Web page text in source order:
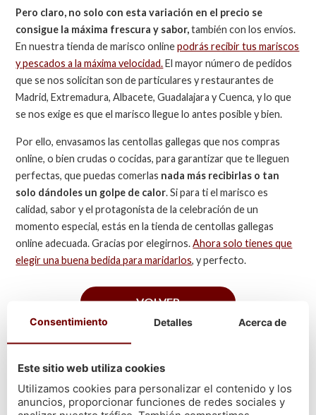
Pero claro, no solo con esta variación en el precio se
consigue la máxima frescura y sabor,también con los envíos.
En nuestra tienda de marisco onlinepodrás recibir tus mariscos
y pescados a la máxima velocidad.El mayor número de pedidos
que se nos solicitan son de particulares y restaurantes de
Madrid, Extremadura, Albacete, Guadalajara y Cuenca, y lo que
se nos exige es que el marisco llegue lo antes posible y bien.
Por ello, envasamos las centollas gallegas que nos compras
online, o bien crudas o cocidas, para garantizar que te lleguen
perfectas, que puedas comerlas nada más recibirlas o tan
solo dándoles un golpe de calor. Si para ti el marisco es
calidad, sabor y el protagonista de la celebración de un
momento especial, estás en la tienda de centollas gallegas
online adecuada. Gracias por elegirnos.Ahora solo tienes que
elegir una buena bedida para maridarlos, y perfecto.
VOLVER
Consentimiento Detalles Acerca de
Este sitio web utiliza cookies
Utilizamos cookies para personalizar el contenido y los
anuncios, proporcionar funciones de redes sociales y